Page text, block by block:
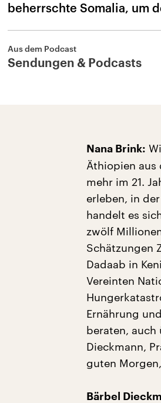
beherrschte Somalia, um
Aus dem Podcast
Sendungen & Podcasts
Nana Brink:
Äthiopien aus
mehr im 21.
erleben, in
handelt es
zwölf
Schätzungen
Dadaab in
Vereinten
Ernährung
beraten, auch
Dieckmann,
guten
Bärbel